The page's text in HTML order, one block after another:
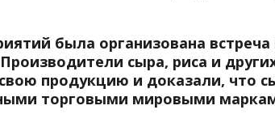
была организована
сыра, риса и
продукцию и доказали, что
торговыми мировыми